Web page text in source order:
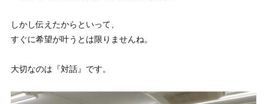
しかし伝えたからといって、
すぐに希望が叶うとは限りませんね。
大切なのは『対話』です。